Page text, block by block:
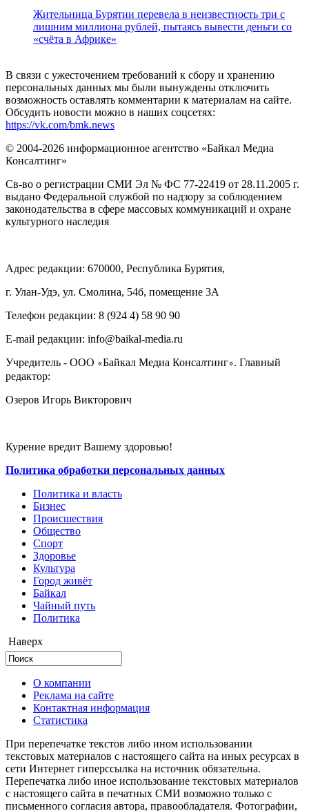
Жительница Бурятии перевела в неизвестность три с
лишним миллиона рублей, пытаясь вывести деньги со
«счёта в Африке»
В связи с ужесточением требований к сбору и хранению
персональных данных мы были вынуждены отключить
возможность оставлять комментарии к материалам на сайте.
Обсудить новости можно в наших соцсетях:
https://vk.com/bmk.news
© 2004-2026 информационное агентство «Байкал Медиа
Консалтинг»
Св-во о регистрации СМИ Эл № ФС 77-22419 от 28.11.2005 г.
выдано Федеральной службой по надзору за соблюдением
законодательства в сфере массовых коммуникаций и охране
культурного наследия
Адрес редакции: 670000, Республика Бурятия,
г. Улан-Удэ, ул. Смолина, 54б, помещение 3А
Телефон редакции: ‎‎8 (924 4) 58 90 90
E-mail редакции: info@baikal-media.ru
Учредитель - ООО «Байкал Медиа Консалтинг». Главный
редактор:
Озеров Игорь Викторович
Курение вредит Вашему здоровью!
Политика обработки персональных данных
Политика и власть
Бизнес
Происшествия
Общество
Cпорт
Здоровье
Культура
Город живёт
Байкал
Чайный путь
Политика
Наверх
О компании
Реклама на сайте
Контактная информация
Статистика
При перепечатке текстов либо ином использовании
текстовых материалов с настоящего сайта на иных ресурсах в
сети Интернет гиперссылка на источник обязательна.
Перепечатка либо иное использование текстовых материалов
с настоящего сайта в печатных СМИ возможно только с
письменного согласия автора, правообладателя. Фотографии,